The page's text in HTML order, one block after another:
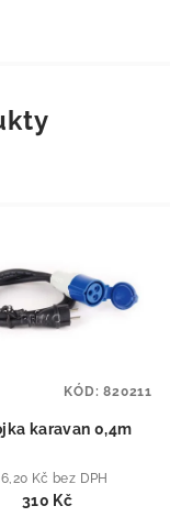
karavan 0,4m
Kč bez DPH
310 Kč
KÓD:820211